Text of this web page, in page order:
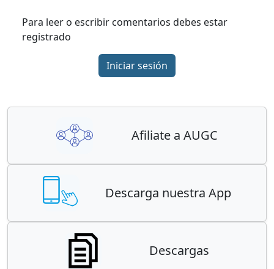
Para leer o escribir comentarios debes estar
registrado
Iniciar sesión
Afiliate a AUGC
Descarga nuestra App
Descargas